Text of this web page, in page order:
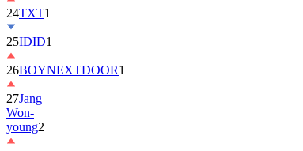
25IDID1
26BOYNEXTDOOR
27Jang
Won-
young2
28Girls'
Generation